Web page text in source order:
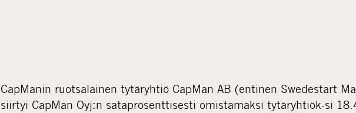
CapManin ruotsalainen tytäryhtiö CapMan AB (entinen Swedestart
siirtyi CapMan Oyj:n sataprosenttisesti omistamaksi tytäryhtiök-si